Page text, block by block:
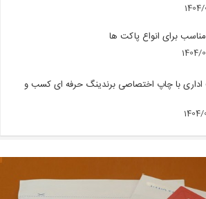
برای انواع پاکت ها
1404/
اداری با چاپ اختصاصی برندینگ حرفه ای کسب و